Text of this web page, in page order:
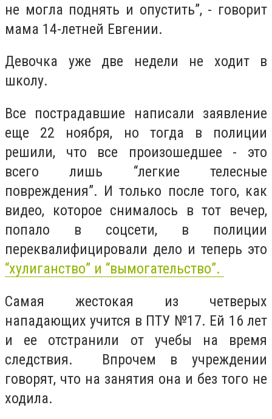
не могла поднять и опустить”, - говорит
мама 14-летней Евгении.
Девочка уже две недели не ходит в
школу.
Все пострадавшие написали заявление
еще 22 ноября, но тогда в полиции
решили, что все произошедшее - это
всего лишь “легкие телесные
повреждения”. И только после того, как
видео, которое снималось в тот вечер,
попало в соцсети, в полиции
переквалифицировали дело и теперь это
“хулиганство” и “вымогательство”.
Самая жестокая из четверых
нападающих учится в ПТУ №17. Ей 16 лет
и ее отстранили от учебы на время
следствия. Впрочем в учреждении
говорят, что на занятия она и без того не
ходила.